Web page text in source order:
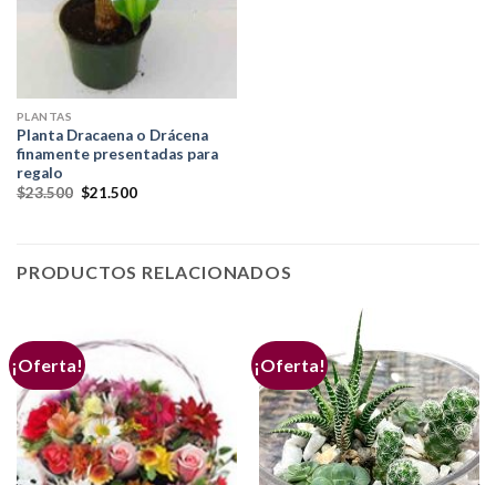
PLANTAS
Planta Dracaena o Drácena
finamente presentadas para
regalo
$23.500 $21.500
PRODUCTOS RELACIONADOS
¡Oferta! ¡Oferta!